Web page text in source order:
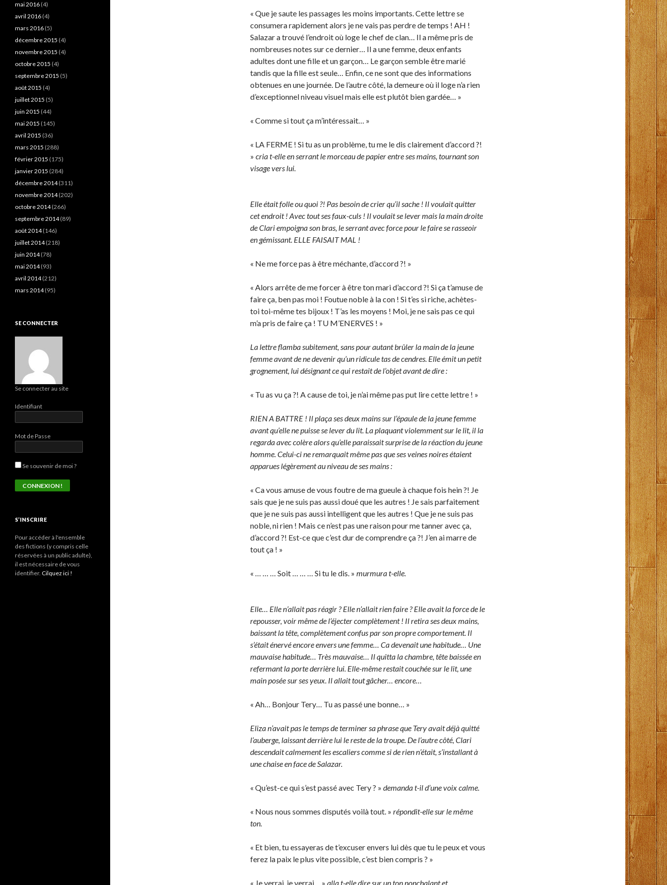
« Que je saute les passages les moins importants. Cette lettre se
consumera rapidement alors je ne vais pas perdre de temps ! AH !
Salazar a trouvé l’endroit où loge le chef de clan… Il a même pris de
nombreuses notes sur ce dernier… Il a une femme, deux enfants
adultes dont une fille et un garçon… Le garçon semble être marié
tandis que la fille est seule… Enfin, ce ne sont que des informations
obtenues en une journée. De l’autre côté, la demeure où il loge n’a rien
d’exceptionnel niveau visuel mais elle est plutôt bien gardée… »
« Comme si tout ça m’intéressait… »
« LA FERME ! Si tu as un problème, tu me le dis clairement d’accord ?!
» cria t-elle en serrant le morceau de papier entre ses mains, tournant son
visage vers lui.
Elle était folle ou quoi ?! Pas besoin de crier qu’il sache ! Il voulait quitter
cet endroit ! Avec tout ses faux-culs ! Il voulait se lever mais la main droite
de Clari empoigna son bras, le serrant avec force pour le faire se rasseoir
en gémissant. ELLE FAISAIT MAL !
« Ne me force pas à être méchante, d’accord ?! »
« Alors arrête de me forcer à être ton mari d’accord ?! Si ça t’amuse de
faire ça, ben pas moi ! Foutue noble à la con ! Si t’es si riche, achètes-
toi toi-même tes bijoux ! T’as les moyens ! Moi, je ne sais pas ce qui
m’a pris de faire ça ! TU M’ENERVES ! »
La lettre flamba subitement, sans pour autant brûler la main de la jeune
femme avant de ne devenir qu’un ridicule tas de cendres. Elle émit un petit
grognement, lui désignant ce qui restait de l’objet avant de dire :
« Tu as vu ça ?! A cause de toi, je n’ai même pas put lire cette lettre ! »
RIEN A BATTRE ! Il plaça ses deux mains sur l’épaule de la jeune femme
avant qu’elle ne puisse se lever du lit. La plaquant violemment sur le lit, il la
regarda avec colère alors qu’elle paraissait surprise de la réaction du jeune
homme. Celui-ci ne remarquait même pas que ses veines noires étaient
apparues légèrement au niveau de ses mains :
« Ca vous amuse de vous foutre de ma gueule à chaque fois hein ?! Je
sais que je ne suis pas aussi doué que les autres ! Je sais parfaitement
que je ne suis pas aussi intelligent que les autres ! Que je ne suis pas
noble, ni rien ! Mais ce n’est pas une raison pour me tanner avec ça,
d’accord ?! Est-ce que c’est dur de comprendre ça ?! J’en ai marre de
tout ça ! »
« … … … Soit … … … Si tu le dis. » murmura t-elle.
Elle… Elle n’allait pas réagir ? Elle n’allait rien faire ? Elle avait la force de le
repousser, voir même de l’éjecter complètement ! Il retira ses deux mains,
baissant la tête, complètement confus par son propre comportement. Il
s’était énervé encore envers une femme… Ca devenait une habitude… Une
mauvaise habitude… Très mauvaise… Il quitta la chambre, tête baissée en
refermant la porte derrière lui. Elle-même restait couchée sur le lit, une
main posée sur ses yeux. Il allait tout gâcher… encore…
« Ah… Bonjour Tery… Tu as passé une bonne… »
Eliza n’avait pas le temps de terminer sa phrase que Tery avait déjà quitté
l’auberge, laissant derrière lui le reste de la troupe. De l’autre côté, Clari
descendait calmement les escaliers comme si de rien n’était, s’installant à
une chaise en face de Salazar.
« Qu’est-ce qui s’est passé avec Tery ? » demanda t-il d’une voix calme.
« Nous nous sommes disputés voilà tout. » répondit-elle sur le même
ton.
« Et bien, tu essayeras de t’excuser envers lui dès que tu le peux et vous
ferez la paix le plus vite possible, c’est bien compris ? »
« Je verrai, je verrai… » alla t-elle dire sur un ton nonchalant et
mai 2016 (4)
avril 2016 (4)
mars 2016 (5)
décembre 2015 (4)
novembre 2015 (4)
octobre 2015 (4)
septembre 2015 (5)
août 2015 (4)
juillet 2015 (5)
juin 2015 (44)
mai 2015 (145)
avril 2015 (36)
mars 2015 (288)
février 2015 (175)
janvier 2015 (284)
décembre 2014(311)
novembre 2014(202)
octobre 2014(266)
septembre 2014(89)
août 2014(146)
juillet 2014(218)
juin 2014(78)
mai 2014(93)
avril 2014(212)
mars 2014(95)
SE CONNECTER
Se connecter au site
Identifiant
Mot de Passe
Se souvenir de moi ?
S’INSCRIRE
Pour accéder à l'ensemble
des fictions (y compris celle
réservées à un public adulte),
il est nécessaire de vous
identifier. Cilquez ici !